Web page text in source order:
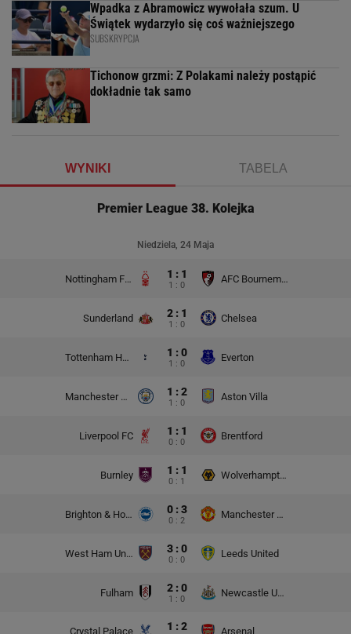
Wpadka z Abramowicz wywołała szum. U
Świątek wydarzyło się coś ważniejszego
SUBSKRYPCJA
Tichonow grzmi: Z Polakami należy postąpić
dokładnie tak samo
WYNIKI TABELA
Premier League 38. Kolejka
Niedziela, 24 Maja
Nottingham Forest 1 : 1
1 : 0
AFC Bournemouth
Sunderland 2 : 1
1 : 0
Chelsea
Tottenham Hotspur 1 : 0
1 : 0
Everton
Manchester City 1 : 2
1 : 0
Aston Villa
Liverpool FC 1 : 1
0 : 0
Brentford
Burnley 1 : 1
0 : 1
Wolverhampton Wanderers
Brighton & Hove Albion 0 : 3
0 : 2
Manchester United
West Ham United 3 : 0
0 : 0
Leeds United
Fulham 2 : 0
1 : 0
Newcastle United
Crystal Palace 1 : 2 Arsenal